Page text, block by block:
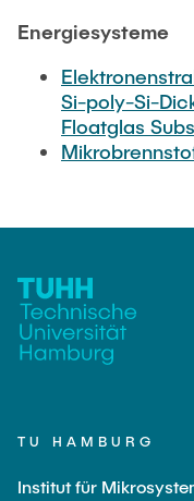
Energiesysteme
Si-poly-Si-
Floatglas
TU HAMBURG
Institut für